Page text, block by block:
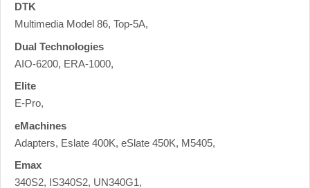
DTK
Multimedia Model 86, Top-5A,
Dual Technologies
AIO-6200, ERA-1000,
Elite
E-Pro,
eMachines
Adapters, Eslate 400K, eSlate 450K, M5405,
Emax
340S2, IS340S2, UN340G1,